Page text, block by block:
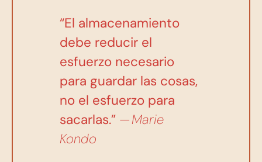
“El almacenamiento
debe reducir el
esfuerzo necesario
para guardar las cosas,
no el esfuerzo para
sacarlas.” — Marie
Kondo